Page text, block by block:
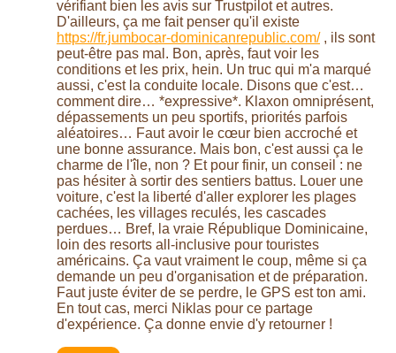
vérifiant bien les avis sur Trustpilot et autres.
D'ailleurs, ça me fait penser qu'il existe
https://fr.jumbocar-dominicanrepublic.com/, ils sont
peut-être pas mal. Bon, après, faut voir les
conditions et les prix, hein. Un truc qui m'a marqué
aussi, c'est la conduite locale. Disons que c'est…
comment dire… *expressive*. Klaxon omniprésent,
dépassements un peu sportifs, priorités parfois
aléatoires… Faut avoir le cœur bien accroché et
une bonne assurance. Mais bon, c'est aussi ça le
charme de l'île, non ? Et pour finir, un conseil : ne
pas hésiter à sortir des sentiers battus. Louer une
voiture, c'est la liberté d'aller explorer les plages
cachées, les villages reculés, les cascades
perdues… Bref, la vraie République Dominicaine,
loin des resorts all-inclusive pour touristes
américains. Ça vaut vraiment le coup, même si ça
demande un peu d'organisation et de préparation.
Faut juste éviter de se perdre, le GPS est ton ami.
En tout cas, merci Niklas pour ce partage
d'expérience. Ça donne envie d'y retourner !